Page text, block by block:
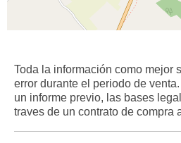
Toda la información como mejor
error durante el periodo de
un informe previo, las bases
traves de un contrato de compra